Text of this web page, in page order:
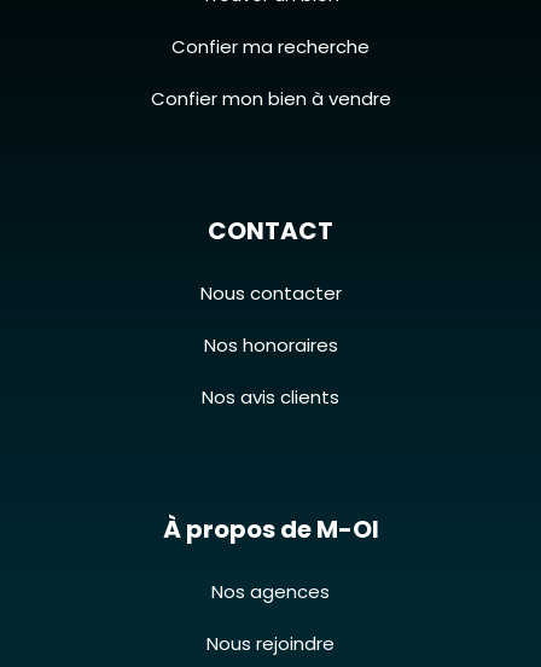
Confier ma recherche
Confier mon bien à vendre
CONTACT
Nous contacter
Nos honoraires
Nos avis clients
À propos de M-OI
Nos agences
Nous rejoindre